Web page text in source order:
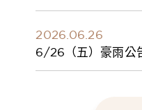
學人才新標準 建構
2026.06.26
6/26（五）豪雨公